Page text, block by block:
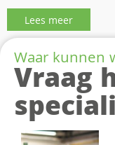
Lees meer
Waar kunnen
Vraag